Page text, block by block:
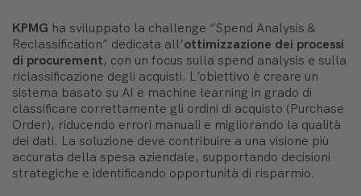
KPMG ha sviluppato la challenge “Spend Analysis &
Reclassification” dedicata all’ottimizzazione dei processi
di procurement, con un focus sulla spend analysis e sulla
riclassificazione degli acquisti. L’obiettivo è creare un
sistema basato su AI e machine learning in grado di
classificare correttamente gli ordini di acquisto (Purchase
Order), riducendo errori manuali e migliorando la qualità
dei dati. La soluzione deve contribuire a una visione più
accurata della spesa aziendale, supportando decisioni
strategiche e identificando opportunità di risparmio.